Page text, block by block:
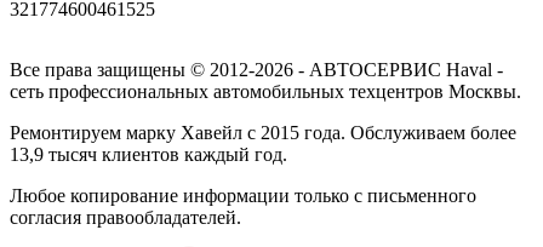
321774600461525
Все права защищены © 2012-2026 - АВТОСЕРВИС Haval -
сеть профессиональных автомобильных техцентров Москвы.
Ремонтируем марку Хавейл с 2015 года. Обслуживаем более
13,9 тысяч клиентов каждый год.
Любое копирование информации только с письменного
согласия правообладателей.